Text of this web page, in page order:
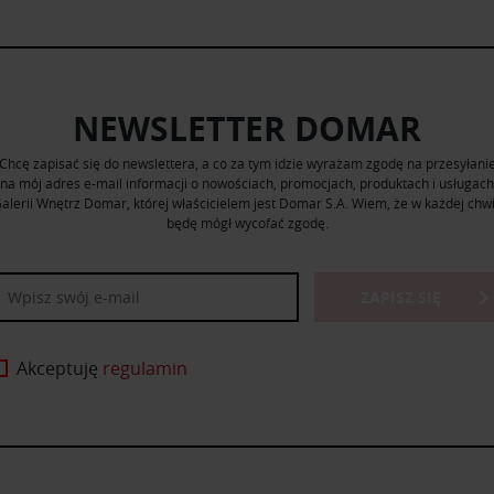
NEWSLETTER DOMAR
zapisać się do newslettera, a co za tym idzie wyrażam zgodę na
na mój adres e-mail informacji o nowościach, promocjach, produktach i usługach
Wnętrz Domar, której właścicielem jest Domar S.A. Wiem, że w każdej
będę mógł wycofać zgodę.
Akceptuję regulamin